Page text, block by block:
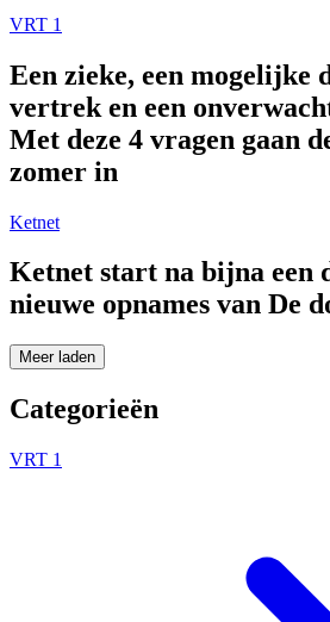
VRT 1
Een zieke, een mogelijke
vertrek en een
Met deze 4 vragen gaan
zomer in
Ketnet
Ketnet start na bijna een
nieuwe opnames van De
Meer laden
Categorieën
VRT 1